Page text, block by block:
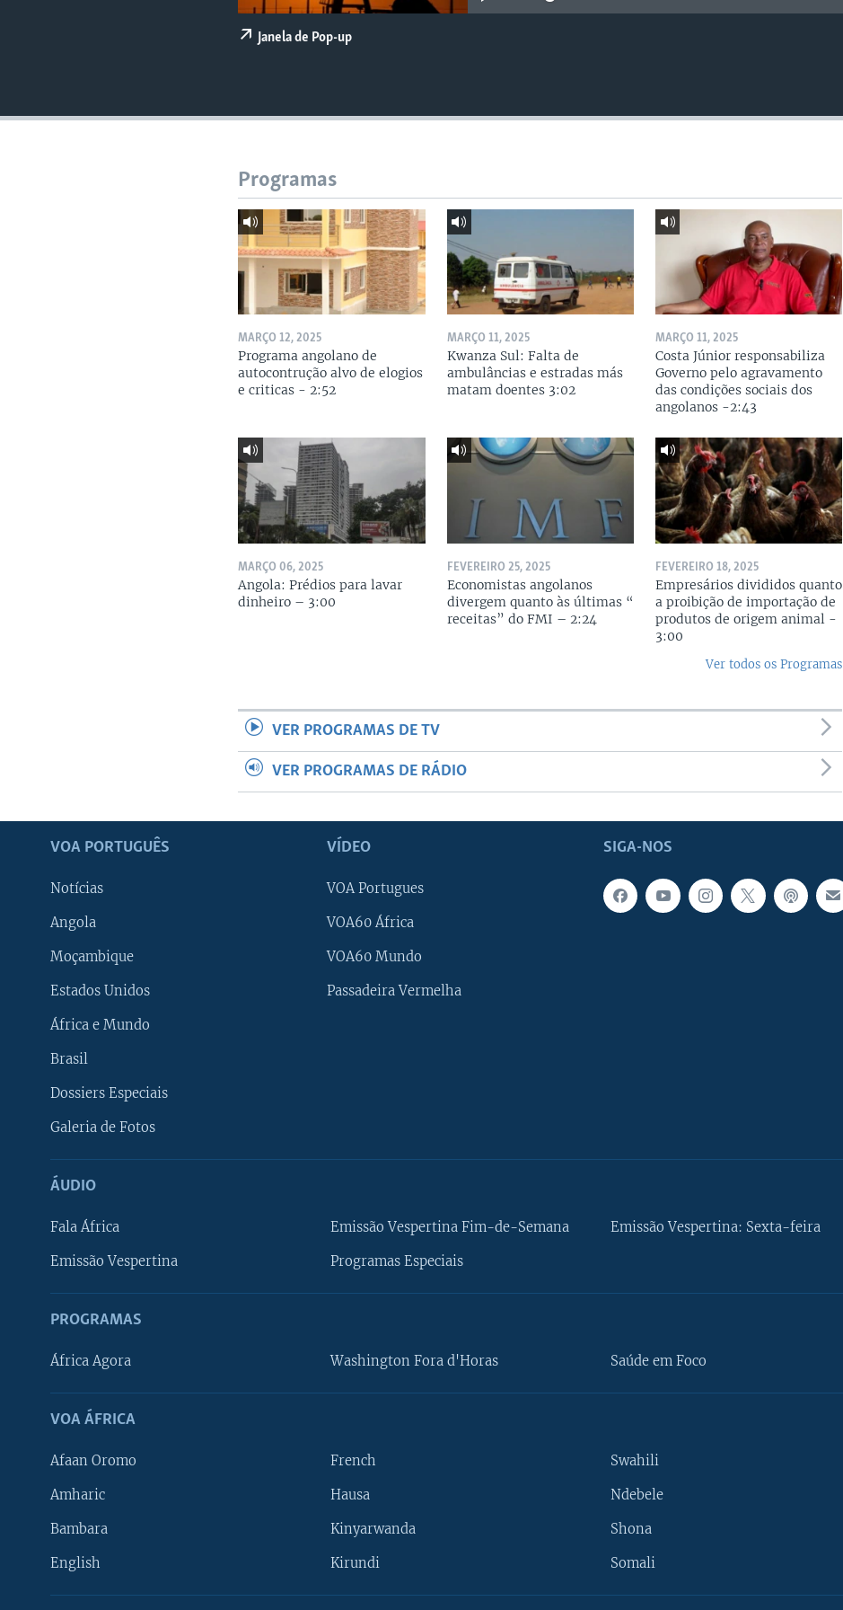
Janela de Pop-up
Programas
MARÇO 12, 2025
Programa angolano de
autocontrução alvo de elogios
e criticas - 2:52
MARÇO 11, 2025
Kwanza Sul: Falta de
ambulâncias e estradas más
matam doentes 3:02
MARÇO 11, 2025
Costa Júnior responsabiliza
Governo pelo agravamento
das condições sociais dos
angolanos -2:43
MARÇO 06, 2025
Angola: Prédios para lavar
dinheiro – 3:00
FEVEREIRO 25, 2025
Economistas angolanos
divergem quanto às últimas “
receitas” do FMI – 2:24
FEVEREIRO 18, 2025
Empresários divididos quanto
a proibição de importação de
produtos de origem animal -
3:00
Ver todos os Programas
VER PROGRAMAS DE TV
VER PROGRAMAS DE RÁDIO
SIGA-NOS
VOA PORTUGUÊS
Notícias
Angola
Moçambique
Estados Unidos
África e Mundo
Brasil
Dossiers Especiais
Galeria de Fotos
VÍDEO
VOA Portugues
VOA60 África
VOA60 Mundo
Passadeira Vermelha
ÁUDIO
Fala África
Emissão Vespertina
Emissão Vespertina Fim-de-Semana
Programas Especiais
Emissão Vespertina: Sexta-feira
PROGRAMAS
África Agora Washington Fora d'Horas Saúde em Foco
VOA ÁFRICA
Afaan Oromo
Amharic
Bambara
English
French
Hausa
Kinyarwanda
Kirundi
Swahili
Ndebele
Shona
Somali